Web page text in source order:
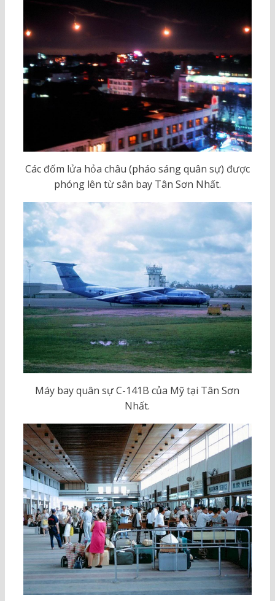
Các đốm lửa hỏa châu (pháo sáng quân sự) được
phóng lên từ sân bay Tân Sơn Nhất.
Máy bay quân sự C-141B của Mỹ tại Tân Sơn
Nhất.